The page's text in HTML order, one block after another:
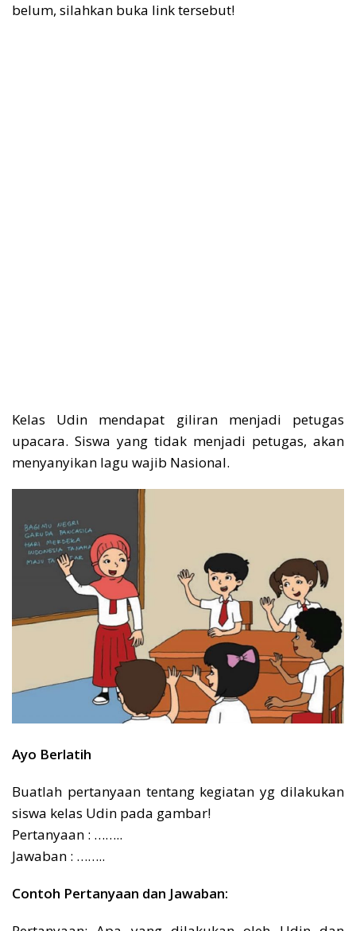
belum, silahkan buka link tersebut!
Kelas Udin mendapat giliran menjadi petugas
upacara. Siswa yang tidak menjadi petugas, akan
menyanyikan lagu wajib Nasional.
Ayo Berlatih
Buatlah pertanyaan tentang kegiatan yg dilakukan
siswa kelas Udin pada gambar!
Pertanyaan : ……..
Jawaban : ……..
Contoh Pertanyaan dan Jawaban: